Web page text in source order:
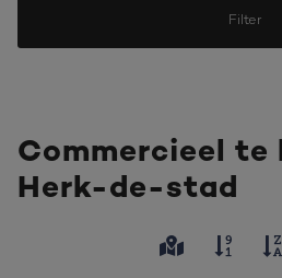
Filter
Commercieel te
Herk-de-stad